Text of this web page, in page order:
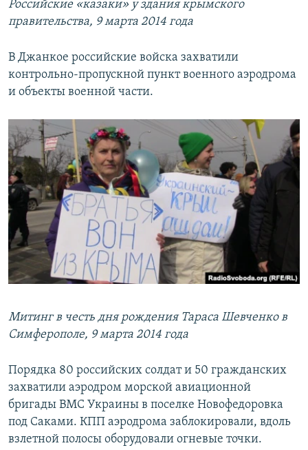
Российские «казаки» у здания крымского
правительства, 9 марта 2014 года
В Джанкое российские войска захватили
контрольно-пропускной пункт военного аэродрома
и объекты военной части.
Митинг в честь дня рождения Тараса Шевченко в
Симферополе, 9 марта 2014 года
Порядка 80 российских солдат и 50 гражданских
захватили аэродром морской авиационной
бригады ВМС Украины в поселке Новофедоровка
под Саками. КПП аэродрома заблокировали, вдоль
взлетной полосы оборудовали огневые точки.